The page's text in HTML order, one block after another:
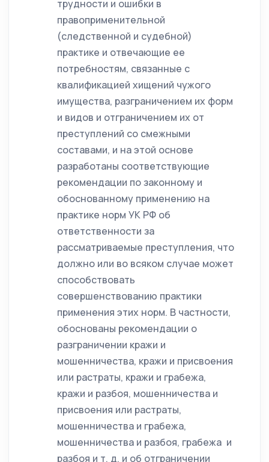
трудности и ошибки в
правоприменительной
(следственной и судебной)
практике и отвечающие ее
потребностям, связанные с
квалификацией хищений чужого
имущества, разграничением их форм
и видов и отграничением их от
преступлений со смежными
составами, и на этой основе
разработаны соответствующие
рекомендации по законному и
обоснованному применению на
практике норм УК РФ об
ответственности за
рассматриваемые преступления, что
должно или во всяком случае может
способствовать
совершенствованию практики
применения этих норм. В частности,
обоснованы рекомендации о
разграничении кражи и
мошенничества, кражи и присвоения
или растраты, кражи и грабежа,
кражи и разбоя, мошенничества и
присвоения или растраты,
мошенничества и грабежа,
мошенничества и разбоя, грабежа и
разбоя и т. д. и об отграничении